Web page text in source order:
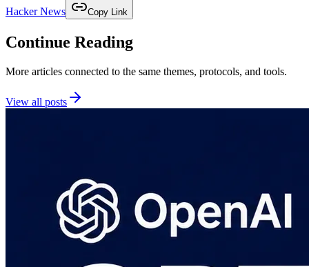
Hacker News Copy Link
Continue Reading
More articles connected to the same themes, protocols, and tools.
View all posts